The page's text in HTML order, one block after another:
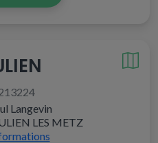
Langevin
LES METZ